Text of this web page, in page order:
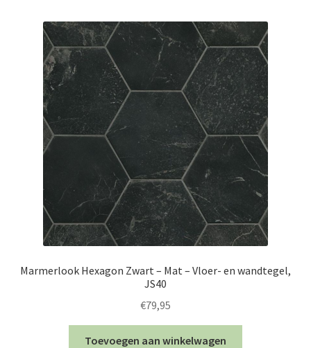
Marmerlook Hexagon Zwart – Mat – Vloer- en wandtegel,
JS40
€79,95
Toevoegen aan winkelwagen